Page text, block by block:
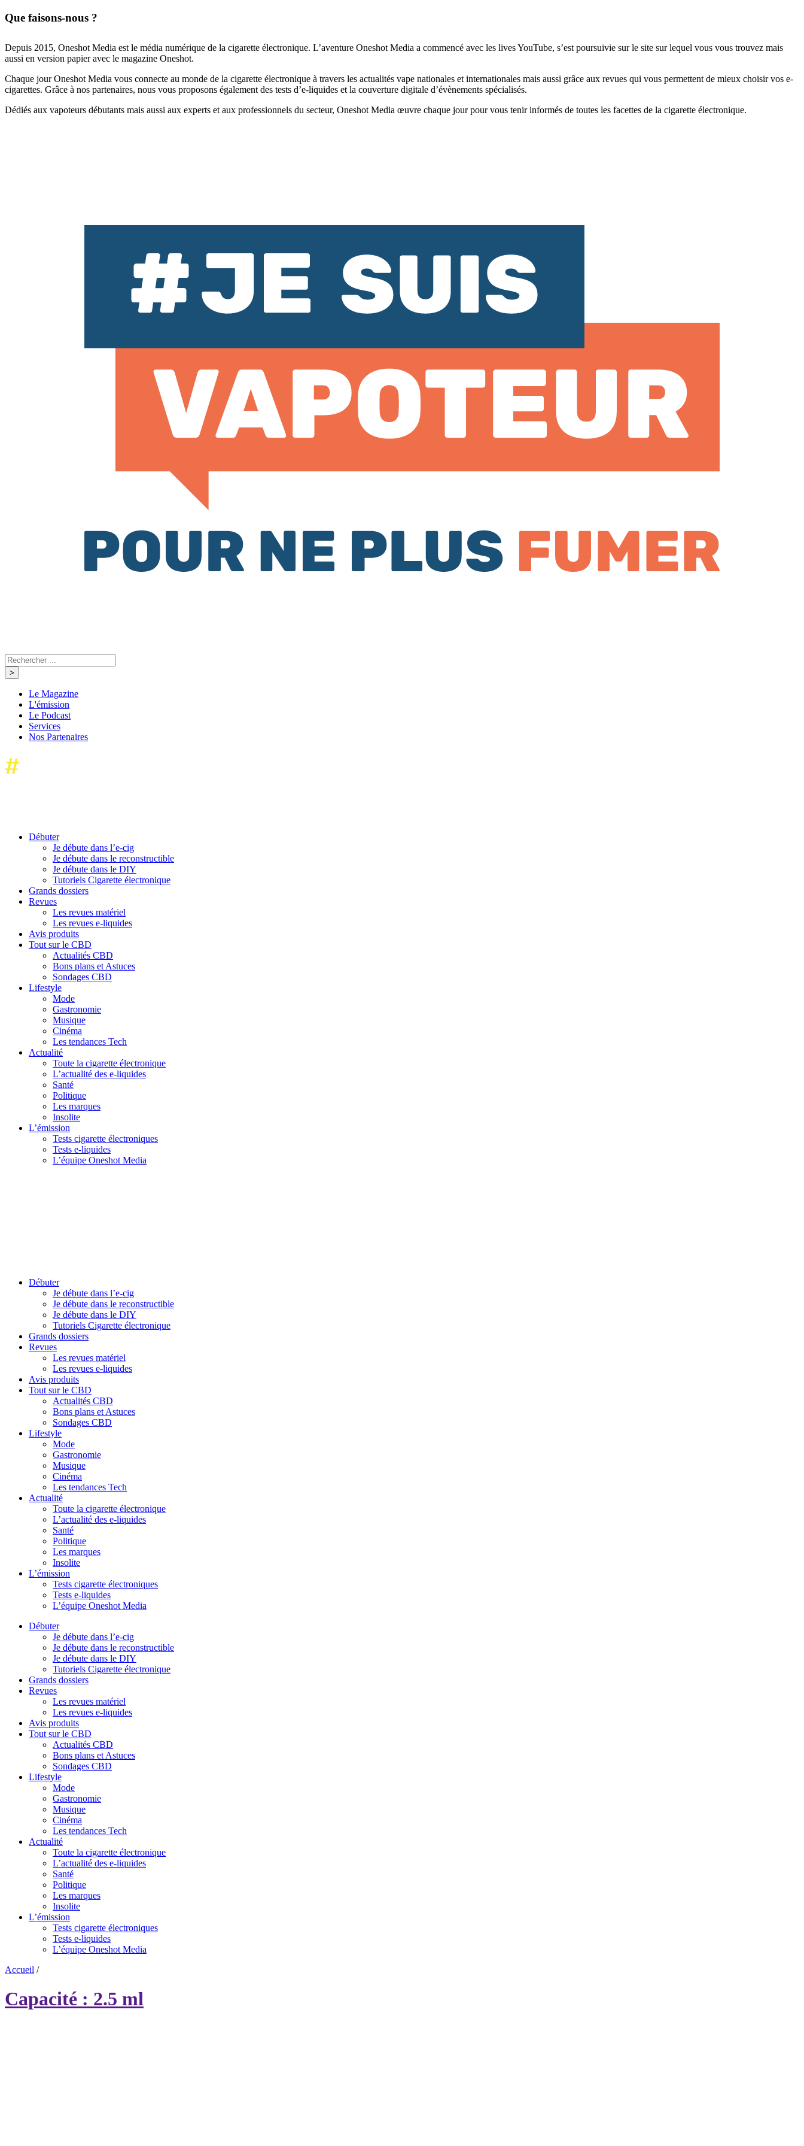
Que faisons-nous ?
Depuis 2015, Oneshot Media est le média numérique de la cigarette électronique. L’aventure Oneshot Media a commencé avec les lives YouTube, s’est poursuivie sur le site sur lequel vous vous trouvez mais
aussi en version papier avec le magazine Oneshot.
Chaque jour Oneshot Media vous connecte au monde de la cigarette électronique à travers les actualités vape nationales et internationales mais aussi grâce aux revues qui vous permettent de mieux choisir vos e-
cigarettes. Grâce à nos partenaires, nous vous proposons également des tests d’e-liquides et la couverture digitale d’évènements spécialisés.
Dédiés aux vapoteurs débutants mais aussi aux experts et aux professionnels du secteur, Oneshot Media œuvre chaque jour pour vous tenir informés de toutes les facettes de la cigarette électronique.
Le Magazine
L'émission
Le Podcast
Services
Nos Partenaires
Débuter
Je débute dans l’e-cig
Je débute dans le reconstructible
Je débute dans le DIY
Tutoriels Cigarette électronique
Grands dossiers
Revues
Les revues matériel
Les revues e-liquides
Avis produits
Tout sur le CBD
Actualités CBD
Bons plans et Astuces
Sondages CBD
Lifestyle
Mode
Gastronomie
Musique
Cinéma
Les tendances Tech
Actualité
Toute la cigarette électronique
L’actualité des e-liquides
Santé
Politique
Les marques
Insolite
L’émission
Tests cigarette électroniques
Tests e-liquides
L’équipe Oneshot Media
Débuter
Je débute dans l’e-cig
Je débute dans le reconstructible
Je débute dans le DIY
Tutoriels Cigarette électronique
Grands dossiers
Revues
Les revues matériel
Les revues e-liquides
Avis produits
Tout sur le CBD
Actualités CBD
Bons plans et Astuces
Sondages CBD
Lifestyle
Mode
Gastronomie
Musique
Cinéma
Les tendances Tech
Actualité
Toute la cigarette électronique
L’actualité des e-liquides
Santé
Politique
Les marques
Insolite
L’émission
Tests cigarette électroniques
Tests e-liquides
L’équipe Oneshot Media
Débuter
Je débute dans l’e-cig
Je débute dans le reconstructible
Je débute dans le DIY
Tutoriels Cigarette électronique
Grands dossiers
Revues
Les revues matériel
Les revues e-liquides
Avis produits
Tout sur le CBD
Actualités CBD
Bons plans et Astuces
Sondages CBD
Lifestyle
Mode
Gastronomie
Musique
Cinéma
Les tendances Tech
Actualité
Toute la cigarette électronique
L’actualité des e-liquides
Santé
Politique
Les marques
Insolite
L’émission
Tests cigarette électroniques
Tests e-liquides
L’équipe Oneshot Media
Accueil /
Capacité : 2.5 ml